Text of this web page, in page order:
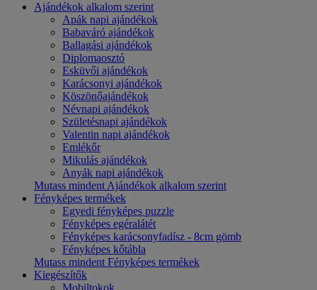
Ajándékok alkalom szerint
Apák napi ajándékok
Babaváró ajándékok
Ballagási ajándékok
Diplomaosztó
Esküvői ajándékok
Karácsonyi ajándékok
Köszönőajándékok
Névnapi ajándékok
Születésnapi ajándékok
Valentin napi ajándékok
Emlékőr
Mikulás ajándékok
Anyák napi ajándékok
Mutass mindent Ajándékok alkalom szerint
Fényképes termékek
Egyedi fényképes puzzle
Fényképes egéralátét
Fényképes karácsonyfadísz - 8cm gömb
Fényképes kőtábla
Mutass mindent Fényképes termékek
Kiegészítők
Mobiltokok